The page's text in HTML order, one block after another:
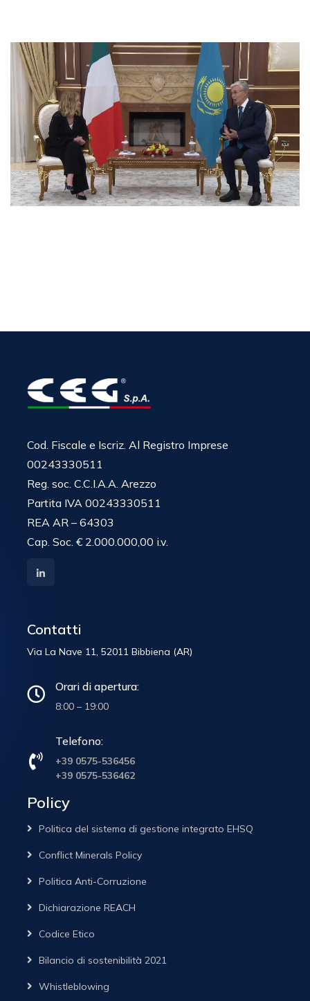
Cod. Fiscale e Iscriz. Al Registro Imprese
00243330511
Reg. soc. C.C.I.A.A. Arezzo
Partita IVA 00243330511
REA AR – 64303
Cap. Soc. € 2.000.000,00 i.v.
Contatti
Via La Nave 11, 52011 Bibbiena (AR)
Orari di apertura:
8:00 – 19:00
Telefono:
+39 0575-536456
+39 0575-536462
Policy
Politica del sistema di gestione integrato EHSQ
Conflict Minerals Policy
Politica Anti-Corruzione
Dichiarazione REACH
Codice Etico
Bilancio di sostenibilità 2021
Whistleblowing